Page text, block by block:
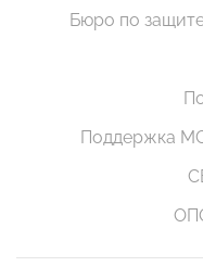
Бюро по
Поддержка